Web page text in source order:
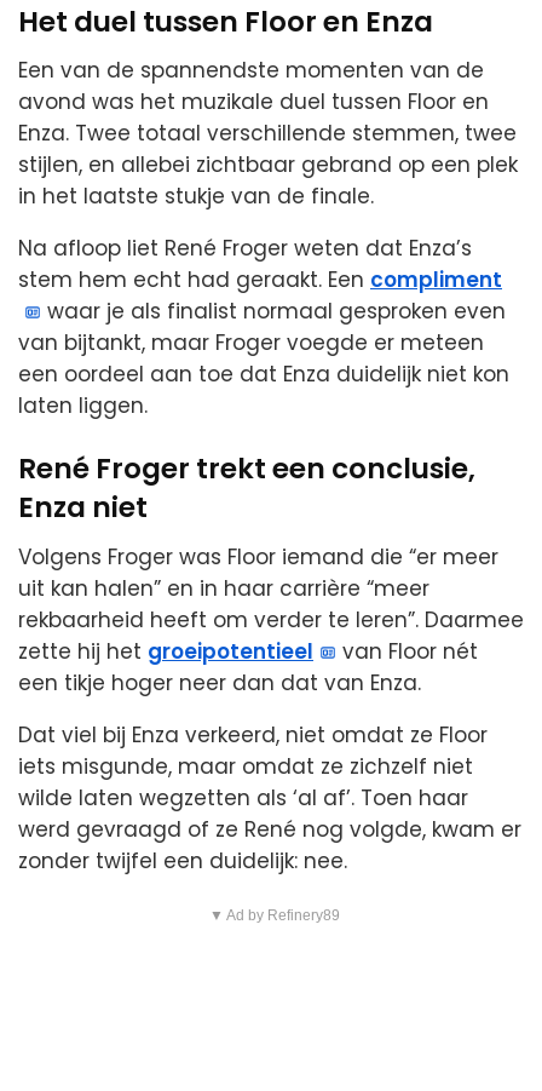
Het duel tussen Floor en Enza
Een van de spannendste momenten van de
avond was het muzikale duel tussen Floor en
Enza. Twee totaal verschillende stemmen, twee
stijlen, en allebei zichtbaar gebrand op een plek
in het laatste stukje van de finale.
Na afloop liet René Froger weten dat Enza’s
stem hem echt had geraakt. Een compliment
waar je als finalist normaal gesproken even
van bijtankt, maar Froger voegde er meteen
een oordeel aan toe dat Enza duidelijk niet kon
laten liggen.
René Froger trekt een conclusie,
Enza niet
Volgens Froger was Floor iemand die “er meer
uit kan halen” en in haar carrière “meer
rekbaarheid heeft om verder te leren”. Daarmee
zette hij het groeipotentieel
van Floor nét
een tikje hoger neer dan dat van Enza.
Dat viel bij Enza verkeerd, niet omdat ze Floor
iets misgunde, maar omdat ze zichzelf niet
wilde laten wegzetten als ‘al af’. Toen haar
werd gevraagd of ze René nog volgde, kwam er
zonder twijfel een duidelijk: nee.
▼ Ad by Refinery89